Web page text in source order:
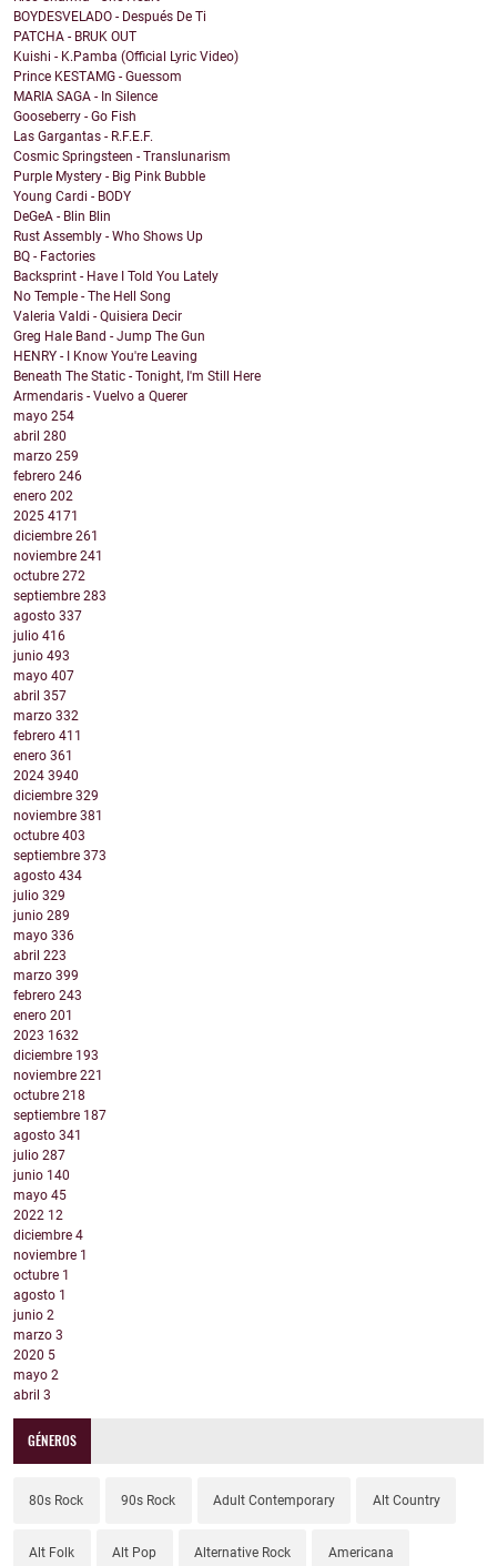
BOYDESVELADO - Después De Ti
PATCHA - BRUK OUT
Kuishi - K.Pamba (Official Lyric Video)
Prince KESTAMG - Guessom
MARIA SAGA - In Silence
Gooseberry - Go Fish
Las Gargantas - R.F.E.F.
Cosmic Springsteen - Translunarism
Purple Mystery - Big Pink Bubble
Young Cardi - BODY
DeGeA - Blin Blin
Rust Assembly - Who Shows Up
BQ - Factories
Backsprint - Have I Told You Lately
No Temple - The Hell Song
Valeria Valdi - Quisiera Decir
Greg Hale Band - Jump The Gun
HENRY - I Know You're Leaving
Beneath The Static - Tonight, I'm Still Here
Armendaris - Vuelvo a Querer
mayo 254
abril 280
marzo 259
febrero 246
enero 202
2025 4171
diciembre 261
noviembre 241
octubre 272
septiembre 283
agosto 337
julio 416
junio 493
mayo 407
abril 357
marzo 332
febrero 411
enero 361
2024 3940
diciembre 329
noviembre 381
octubre 403
septiembre 373
agosto 434
julio 329
junio 289
mayo 336
abril 223
marzo 399
febrero 243
enero 201
2023 1632
diciembre 193
noviembre 221
octubre 218
septiembre 187
agosto 341
julio 287
junio 140
mayo 45
2022 12
diciembre 4
noviembre 1
octubre 1
agosto 1
junio 2
marzo 3
2020 5
mayo 2
abril 3
GÉNEROS
80s Rock 90s Rock Adult Contemporary Alt Country
Alt Folk Alt Pop Alternative Rock Americana